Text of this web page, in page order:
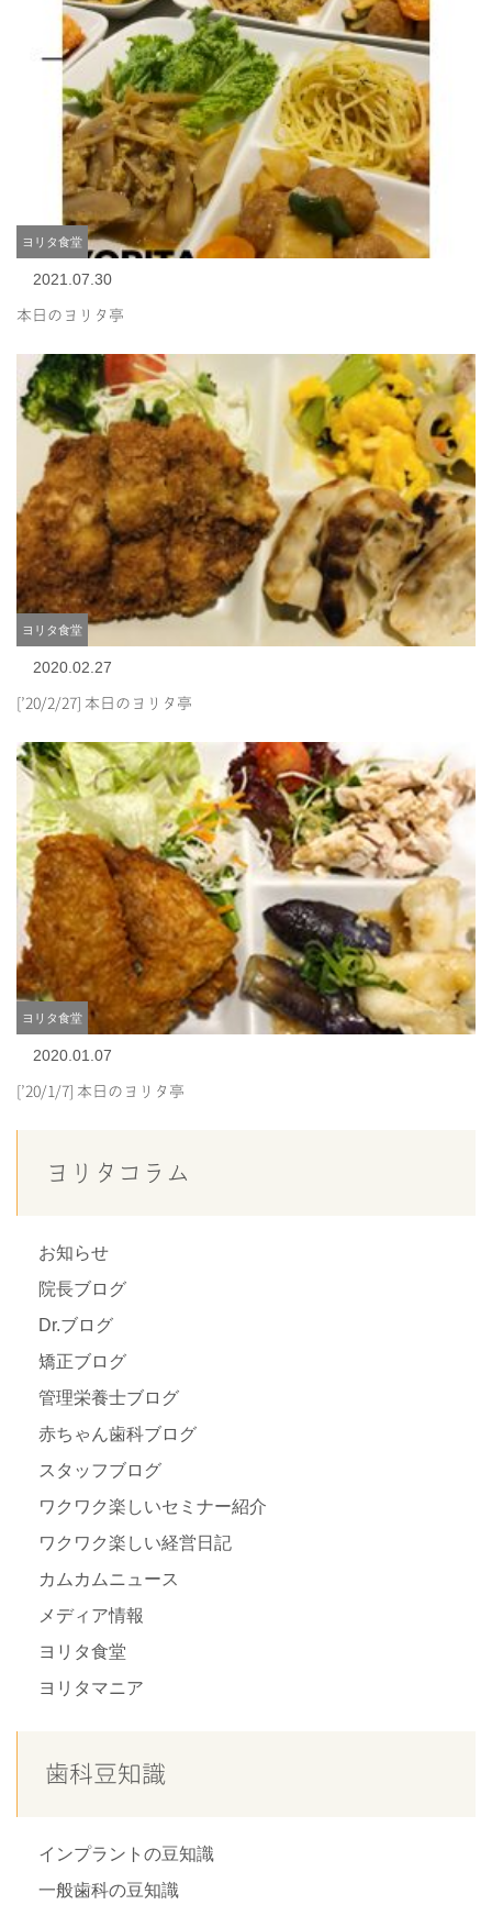
ヨリタ食堂
2021.07.30
本日のヨリタ亭
ヨリタ食堂
2020.02.27
[’20/2/27] 本日のヨリタ亭
ヨリタ食堂
2020.01.07
[’20/1/7] 本日のヨリタ亭
ヨリタコラム
お知らせ
院長ブログ
Dr.ブログ
矯正ブログ
管理栄養士ブログ
赤ちゃん歯科ブログ
スタッフブログ
ワクワク楽しいセミナー紹介
ワクワク楽しい経営日記
カムカムニュース
メディア情報
ヨリタ食堂
ヨリタマニア
歯科豆知識
インプラントの豆知識
一般歯科の豆知識